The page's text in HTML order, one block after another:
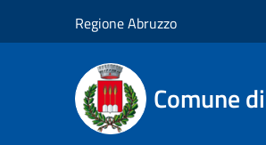
Regione Abruzzo
Comune